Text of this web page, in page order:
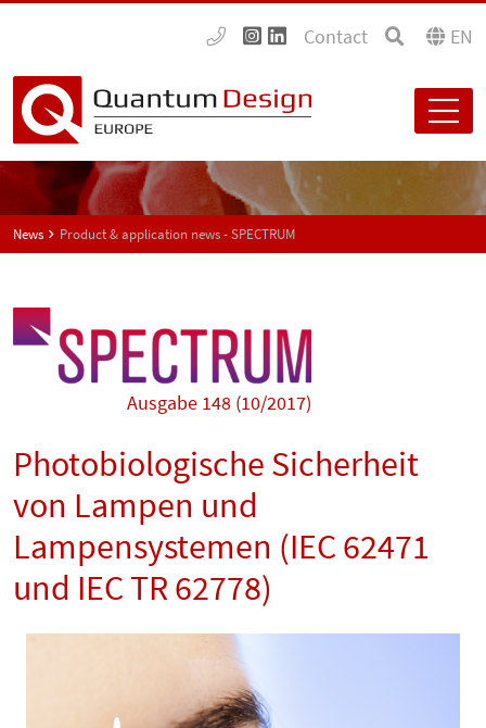
Contact EN
News Product & application news - SPECTRUM
Ausgabe 148 (10/2017)
Photobiologische Sicherheit
von Lampen und
Lampensystemen (IEC 62471
und IEC TR 62778)